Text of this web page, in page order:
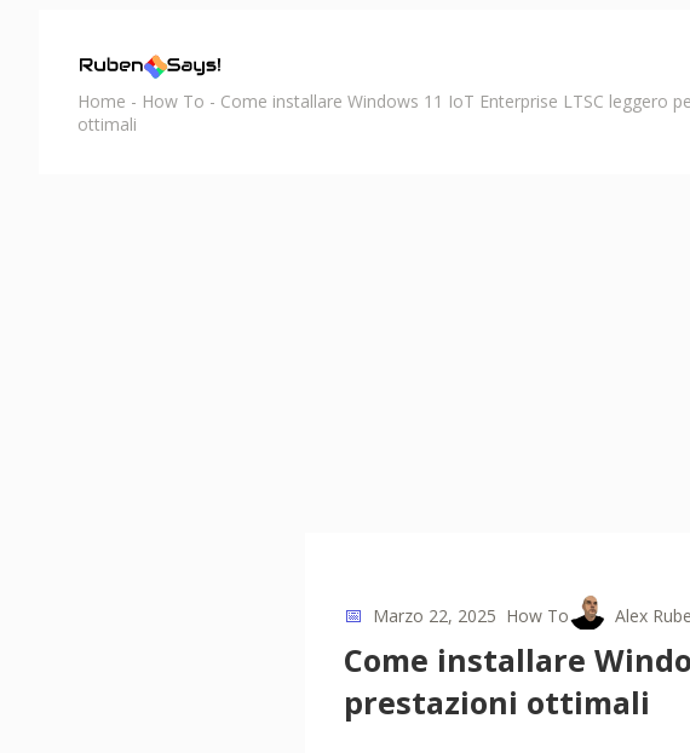
Home - How To - Come installare Windows 11 IoT Enterprise LTSC leggero
ottimali
📅 Marzo 22, 2025 How To Alex
Come installare
prestazioni ottimali